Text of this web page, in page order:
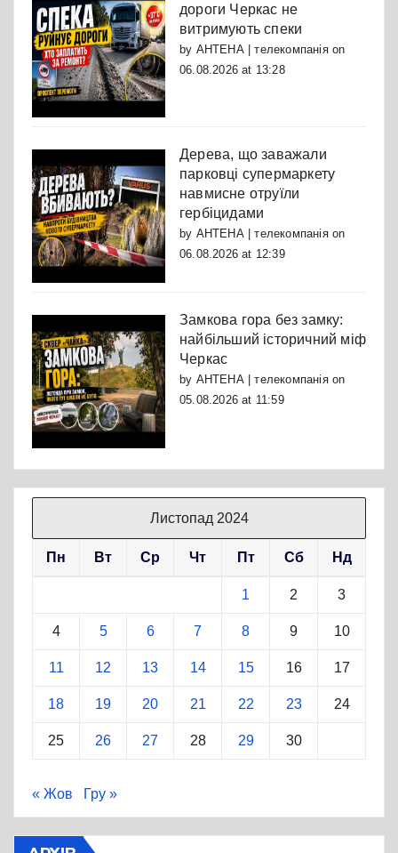
дороги Черкас не
витримують спеки
by АНТЕНА | телекомпаніяon
06.08.2026 at 13:28
Дерева, що заважали
парковці супермаркету
навмисне отруїли
гербіцидами
by АНТЕНА | телекомпаніяon
06.08.2026 at 12:39
Замкова гора без замку:
найбільший історичний міф
Черкас
by АНТЕНА | телекомпаніяon
05.08.2026 at 11:59
Листопад 2024
Пн Вт Ср Чт Пт Сб Нд
1 2 3
4 5 6 7 8 9 10
11 12 13 14 15 16 17
18 19 20 21 22 23 24
25 26 27 28 29 30
« Жов Гру »